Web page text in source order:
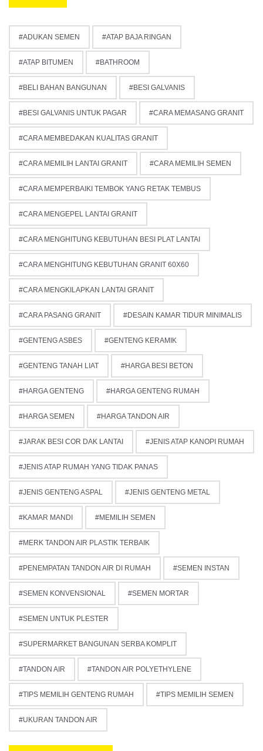
ADUKAN SEMEN ATAP BAJA RINGAN
ATAP BITUMEN BATHROOM
BELI BAHAN BANGUNAN BESI GALVANIS
BESI GALVANIS UNTUK PAGAR CARA MEMASANG GRANIT
CARA MEMBEDAKAN KUALITAS GRANIT
CARA MEMILIH LANTAI GRANIT CARA MEMILIH SEMEN
CARA MEMPERBAIKI TEMBOK YANG RETAK TEMBUS
CARA MENGEPEL LANTAI GRANIT
CARA MENGHITUNG KEBUTUHAN BESI PLAT LANTAI
CARA MENGHITUNG KEBUTUHAN GRANIT 60X60
CARA MENGKILAPKAN LANTAI GRANIT
CARA PASANG GRANIT DESAIN KAMAR TIDUR MINIMALIS
GENTENG ASBES GENTENG KERAMIK
GENTENG TANAH LIAT HARGA BESI BETON
HARGA GENTENG HARGA GENTENG RUMAH
HARGA SEMEN HARGA TANDON AIR
JARAK BESI COR DAK LANTAI JENIS ATAP KANOPI RUMAH
JENIS ATAP RUMAH YANG TIDAK PANAS
JENIS GENTENG ASPAL JENIS GENTENG METAL
KAMAR MANDI MEMILIH SEMEN
MERK TANDON AIR PLASTIK TERBAIK
PENEMPATAN TANDON AIR DI RUMAH SEMEN INSTAN
SEMEN KONVENSIONAL SEMEN MORTAR
SEMEN UNTUK PLESTER
SUPERMARKET BANGUNAN SERBA KOMPLIT
TANDON AIR TANDON AIR POLYETHYLENE
TIPS MEMILIH GENTENG RUMAH TIPS MEMILIH SEMEN
UKURAN TANDON AIR